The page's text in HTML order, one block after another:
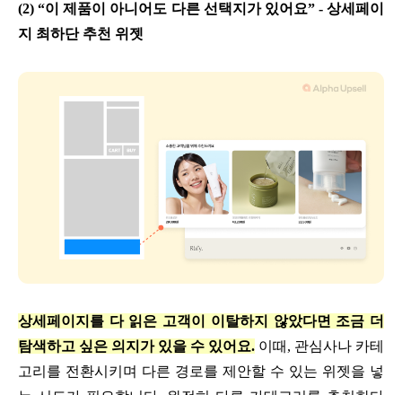
(2) “이 제품이 아니어도 다른 선택지가 있어요” - 상세페이
지 최하단 추천 위젯
상세페이지를 다 읽은 고객이 이탈하지 않았다면 조금 더
탐색하고 싶은 의지가 있을 수 있어요. 이때, 관심사나 카테
고리를 전환시키며 다른 경로를 제안할 수 있는 위젯을 넣